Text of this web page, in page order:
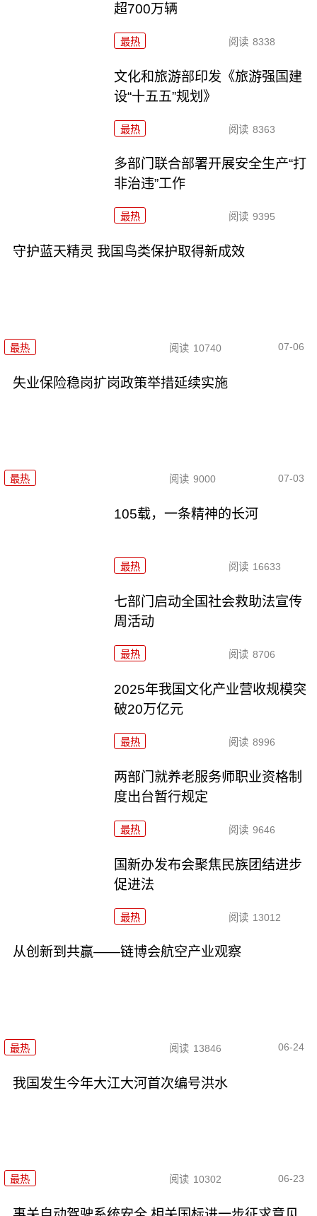
超700万辆
最热 阅读 8338
文化和旅游部印发《旅游强国建
设“十五五”规划》
最热 阅读 8363
多部门联合部署开展安全生产“打
非治违”工作
最热 阅读 9395
守护蓝天精灵 我国鸟类保护取得新成效
最热 阅读 10740 07-06
失业保险稳岗扩岗政策举措延续实施
最热 阅读 9000 07-03
105载，一条精神的长河
最热 阅读 16633
七部门启动全国社会救助法宣传
周活动
最热 阅读 8706
2025年我国文化产业营收规模突
破20万亿元
最热 阅读 8996
两部门就养老服务师职业资格制
度出台暂行规定
最热 阅读 9646
国新办发布会聚焦民族团结进步
促进法
最热 阅读 13012
从创新到共赢——链博会航空产业观察
最热 阅读 13846 06-24
我国发生今年大江大河首次编号洪水
最热 阅读 10302 06-23